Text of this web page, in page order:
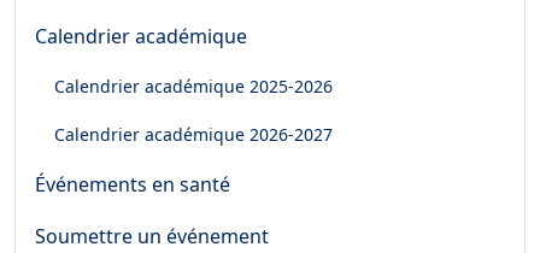
Calendrier académique
Calendrier académique 2025-2026
Calendrier académique 2026-2027
Événements en santé
Soumettre un événement